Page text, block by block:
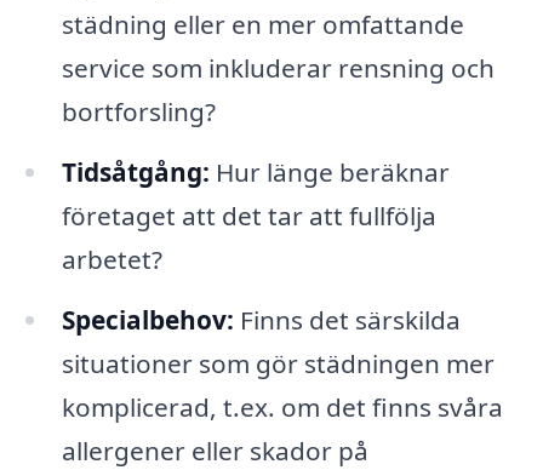
städning eller en mer omfattande
service som inkluderar rensning och
bortforsling?
Tidsåtgång: Hur länge beräknar
företaget att det tar att fullfölja
arbetet?
Specialbehov: Finns det särskilda
situationer som gör städningen mer
komplicerad, t.ex. om det finns svåra
allergener eller skador på